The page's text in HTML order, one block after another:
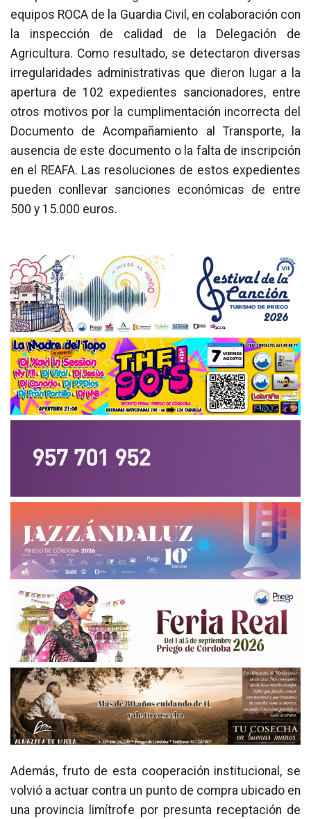
equipos ROCA de la Guardia Civil, en colaboración con
la inspección de calidad de la Delegación de
Agricultura. Como resultado, se detectaron diversas
irregularidades administrativas que dieron lugar a la
apertura de 102 expedientes sancionadores, entre
otros motivos por la cumplimentación incorrecta del
Documento de Acompañamiento al Transporte, la
ausencia de este documento o la falta de inscripción
en el REAFA. Las resoluciones de estos expedientes
pueden conllevar sanciones económicas de entre
500 y 15.000 euros.
Además, fruto de esta cooperación institucional, se
volvió a actuar contra un punto de compra ubicado en
una provincia limítrofe por presunta receptación de